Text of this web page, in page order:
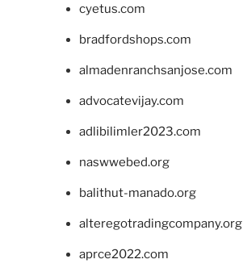
cyetus.com
bradfordshops.com
almadenranchsanjose.com
advocatevijay.com
adlibilimler2023.com
naswwebed.org
balithut-manado.org
alteregotradingcompany.org
aprce2022.com